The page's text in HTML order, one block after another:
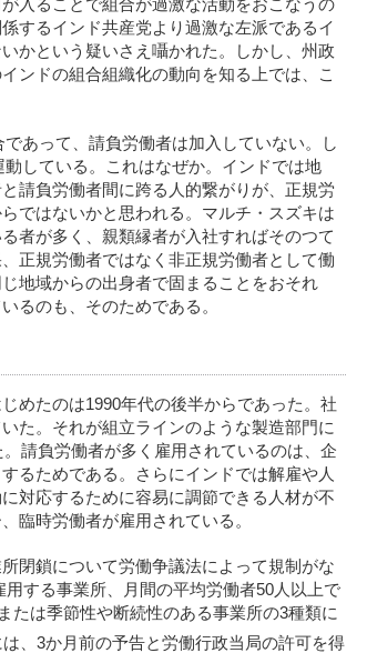
するインド共産党より過激な左派であるイ
かという疑いさえ囁かれた。しかし、州政
ンドの組合組織化の動向を知る上では、こ
あって、請負労働者は加入していない。し
している。これはなぜか。インドでは地
請負労働者間に跨る人的繋がりが、正規労
ではないかと思われる。マルチ・スズキは
者が多く、親類縁者が入社すればそのつて
正規労働者ではなく非正規労働者として働
地域からの出身者で固まることをおそれ
るのも、そのためである。
めたのは1990年代の後半からであった。社
た。それが組立ラインのような製造部門に
請負労働者が多く雇用されているのは、企
るためである。さらにインドでは解雇や人
対応するために容易に調節できる人材が不
臨時労働者が雇用されている。
閉鎖について労働争議法によって規制がな
する事業所、月間の平均労働者50人以上で
たは季節性や断続性のある事業所の3種類に
、3か月前の予告と労働行政当局の許可を得